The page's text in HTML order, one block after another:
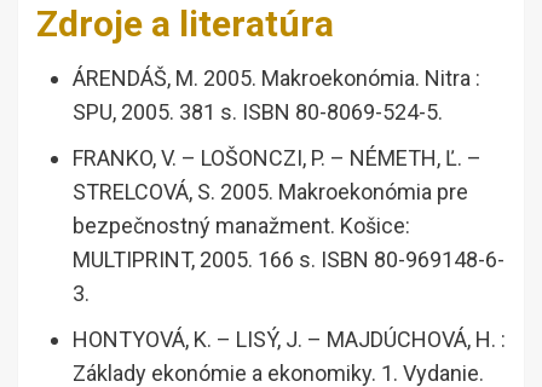
Zdroje a literatúra
ÁRENDÁŠ, M. 2005. Makroekonómia. Nitra :
SPU, 2005. 381 s. ISBN 80-8069-524-5.
FRANKO, V. – LOŠONCZI, P. – NÉMETH, Ľ. –
STRELCOVÁ, S. 2005. Makroekonómia pre
bezpečnostný manažment. Košice:
MULTIPRINT, 2005. 166 s. ISBN 80-969148-6-
3.
HONTYOVÁ, K. – LISÝ, J. – MAJDÚCHOVÁ, H. :
Základy ekonómie a ekonomiky. 1. Vydanie.